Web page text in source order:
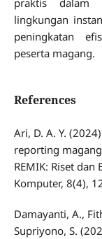
praktis dalam
lingkungan
peningkatan
peserta magang.
References
Ari, D. A. Y.
reporting
REMIK: Riset
Komputer, 8(4),
Damayanti, A.,
Supriyono, S.